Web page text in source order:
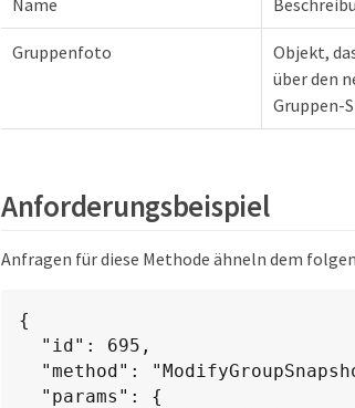
Gruppenfoto
Objekt,
über den
Gruppen-
Anforderungsbeispiel
Anfragen für diese Methode ähneln dem
{